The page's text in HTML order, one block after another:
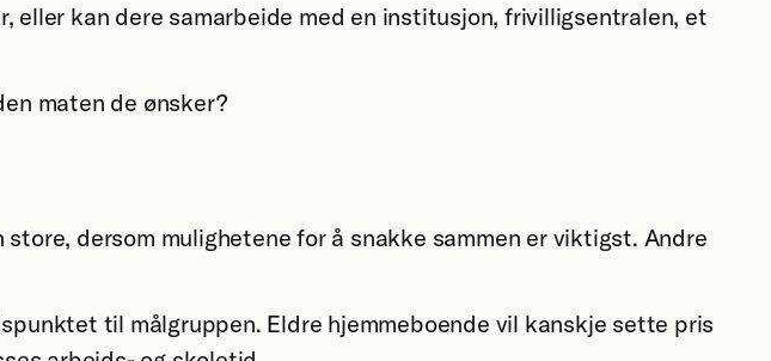
eller kan dere samarbeide med en institusjon, frivilligsentralen, et
maten de ønsker?
dersom mulighetene for å snakke sammen er viktigst. Andre
til målgruppen. Eldre hjemmeboende vil kanskje sette pris